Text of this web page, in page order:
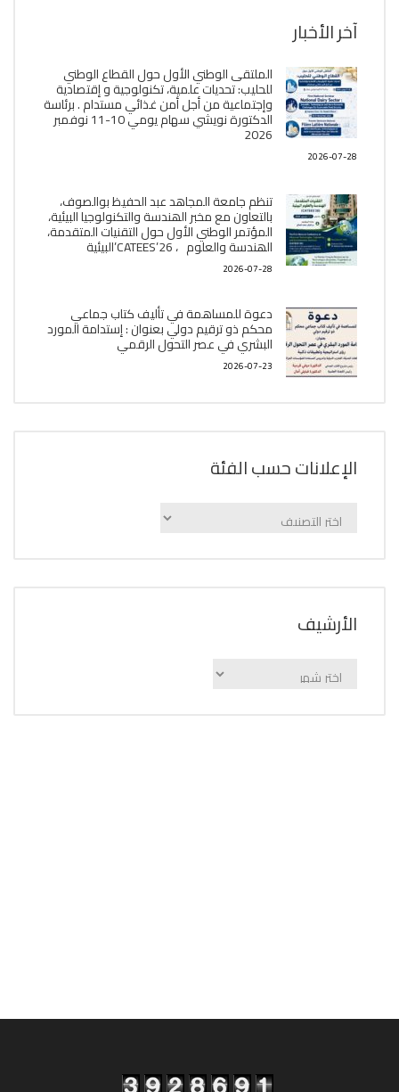
آخر الأخبار
الملتقى الوطني الأول حول القطاع الوطني
للحليب: تحديات علمية، تكنولوجية و إقتصادية
وإجتماعية من أجل أمن غذائي مستدام . برئاسة
الدكتورة نويشي سهام يومي 10-11 نوفمبر
2026
2026-07-28
تنظم جامعة المجاهد عبد الحفيظ بوالصوف،
بالتعاون مع مخبر الھندسة والتكنولوجيا البیئیة،
المؤتمر الوطني الأول حول التقنيات المتقدمة،
الھندسة والعلوم ، CATEES’26’البیئية
2026-07-28
دعوة للمساهمة في تأليف كتاب جماعي
محكم ذو ترقيم دولي بعنوان : إستدامة المورد
البشري في عصر التحول الرقمي
2026-07-23
الإعلانات حسب الفئة
الإعلانات
اﻷرشيف
اﻷرشيف